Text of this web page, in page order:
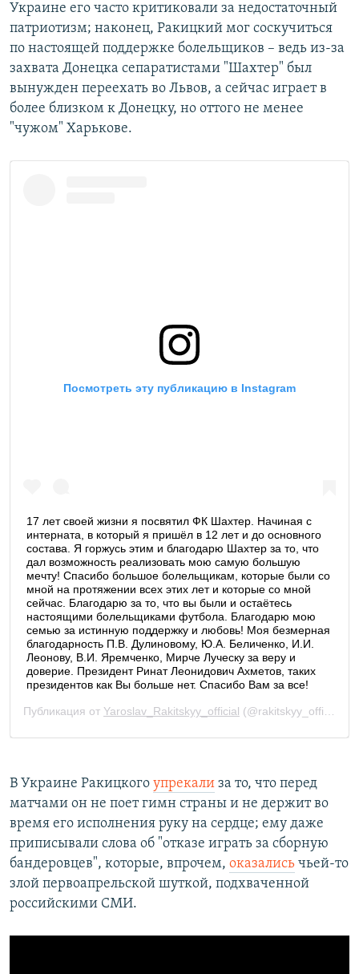
Украине его часто критиковали за недостаточный
патриотизм; наконец, Ракицкий мог соскучиться
по настоящей поддержке болельщиков – ведь из-за
захвата Донецка сепаратистами "Шахтер" был
вынужден переехать во Львов, а сейчас играет в
более близком к Донецку, но оттого не менее
"чужом" Харькове.
В Украине Ракицкого упрекали за то, что перед
матчами он не поет гимн страны и не держит во
время его исполнения руку на сердце; ему даже
приписывали слова об "отказе играть за сборную
бандеровцев", которые, впрочем, оказались чьей-то
злой первоапрельской шуткой, подхваченной
российскими СМИ.